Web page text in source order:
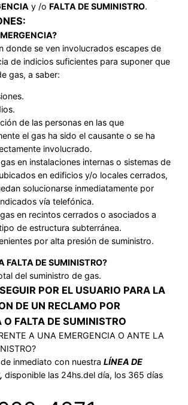
y /o FALTA DE SUMINISTRO.
donde se ven involucrados escapes de
de indicios suficientes para suponer que
gas, a saber:
de las personas en las que
el gas ha sido el causante o se ha
involucrado.
en instalaciones internas o sistemas de
en edificios y/o locales cerrados,
solucionarse inmediatamente por
vía telefónica.
en recintos cerrados o asociados a
de estructura subterránea.
por alta presión de suministro.
FALTA DE SUMINISTRO?
del suministro de gas.
POR EL USUARIO PARA LA
DE UN RECLAMO POR
O FALTA DE SUMINISTRO
A UNA EMERGENCIA O ANTE LA
inmediato con nuestra LÍNEA DE
, disponible las 24hs.del día, los 365 días